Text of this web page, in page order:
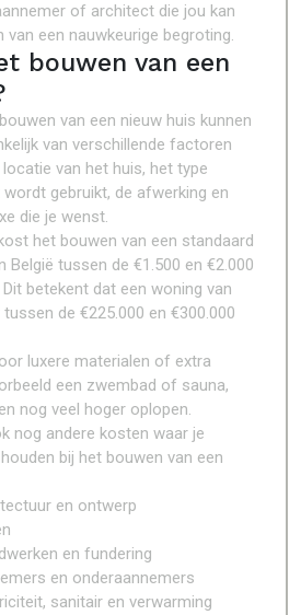
of architect die jou kan
van een nauwkeurige begroting.
bouwen van een
van een nieuw huis kunnen
van verschillende factoren
van het huis, het type
gebruikt, de afwerking en
die je wenst.
het bouwen van een standaard
België tussen de €1.500 en €2.000
betekent dat een woning van
de €225.000 en €300.000
luxere materialen of extra
een zwembad of sauna,
nog veel hoger oplopen.
nog andere kosten waar je
bij het bouwen van een
en ontwerp
en fundering
en onderaannemers
sanitair en verwarming